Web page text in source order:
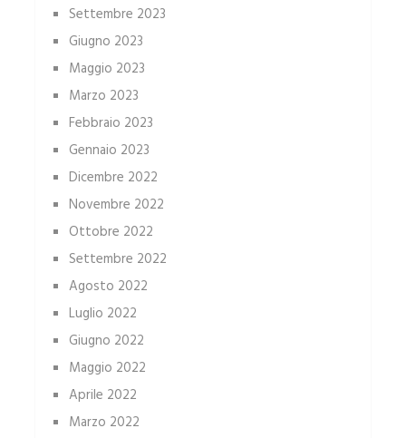
Settembre 2023
Giugno 2023
Maggio 2023
Marzo 2023
Febbraio 2023
Gennaio 2023
Dicembre 2022
Novembre 2022
Ottobre 2022
Settembre 2022
Agosto 2022
Luglio 2022
Giugno 2022
Maggio 2022
Aprile 2022
Marzo 2022